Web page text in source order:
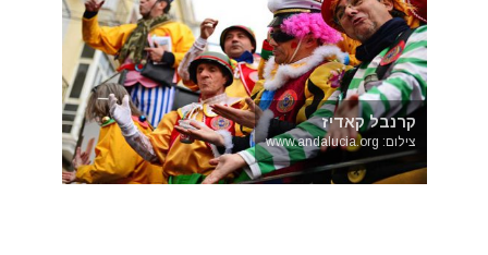
קרנבל קאדיז
צילום: www.andalucia.org